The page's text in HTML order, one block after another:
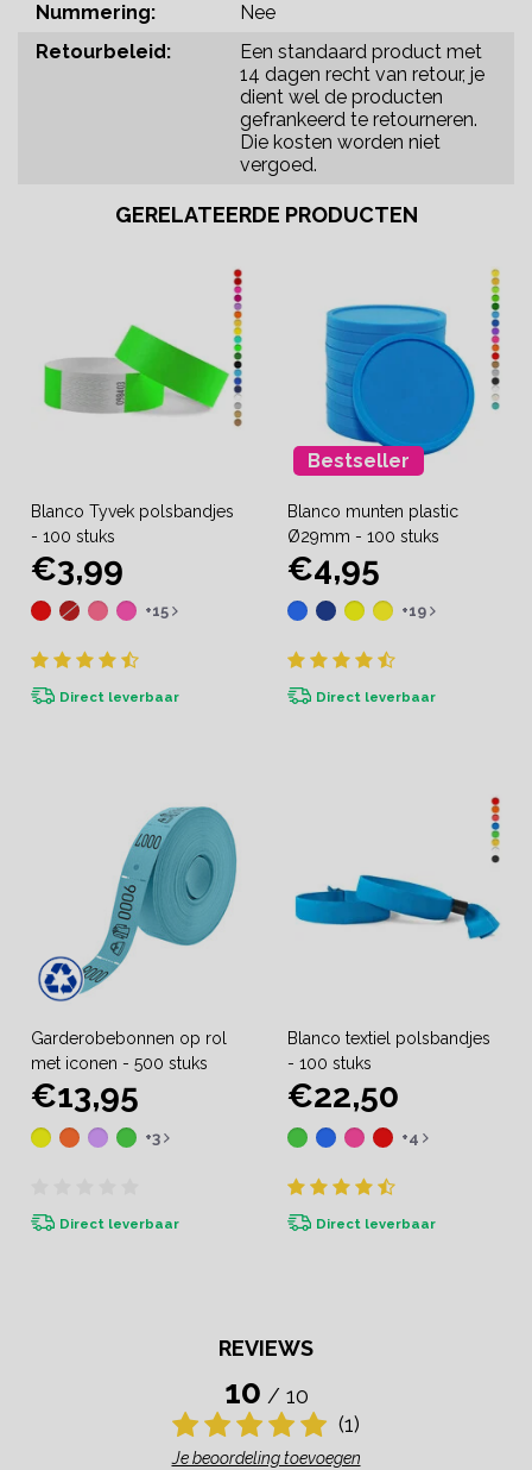
Nummering:
Nee
Retourbeleid:
Een standaard product met
14 dagen recht van retour, je
dient wel de producten
gefrankeerd te retourneren.
Die kosten worden niet
vergoed.
GERELATEERDE PRODUCTEN
Blanco Tyvek polsbandjes
- 100 stuks
€3,99
+15
Direct leverbaar
Bestseller
Blanco munten plastic
Ø29mm - 100 stuks
€4,95
+19
Direct leverbaar
Garderobebonnen op rol
met iconen - 500 stuks
€13,95
+3
Direct leverbaar
Blanco textiel polsbandjes
- 100 stuks
€22,50
+4
Direct leverbaar
REVIEWS
10 / 10
(1)
Je beoordeling toevoegen